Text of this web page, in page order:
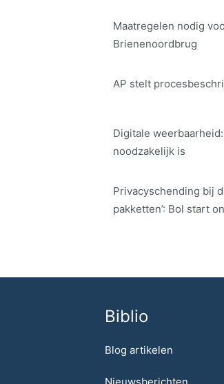
Maatregelen nodig
Brienenoordbrug
AP stelt
Digitale
noodzakelijk is
Privacyschending bij
pakketten’: Bol start
Biblio
Blog artikelen